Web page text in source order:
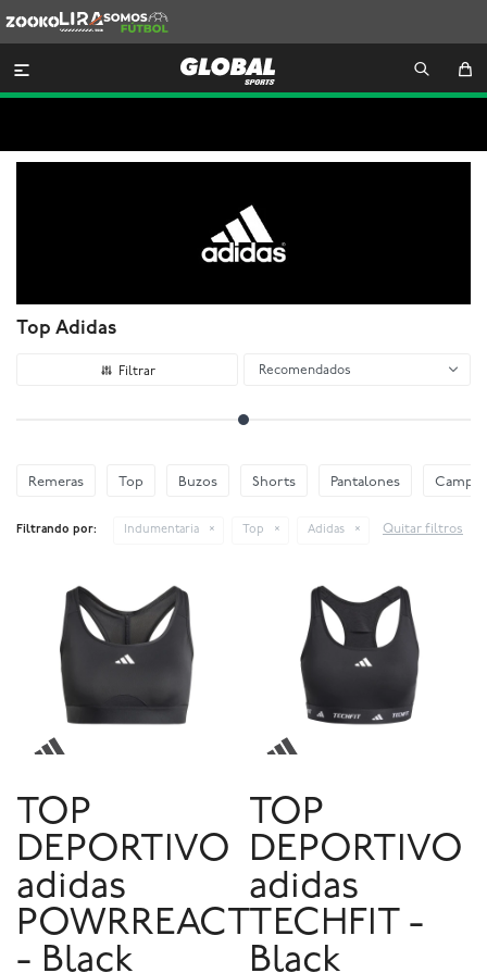
Lira
Somos
Futbol

Top Adidas
Recomendados
Remeras Top Buzos Shorts Pantalones
Filtrando por: Indumentaria Top Adidas Quitar filtros
TOP
DEPORTIVO
adidas
POWRREACT
- Black
TOP
DEPORTIVO
adidas
TECHFIT -
Black